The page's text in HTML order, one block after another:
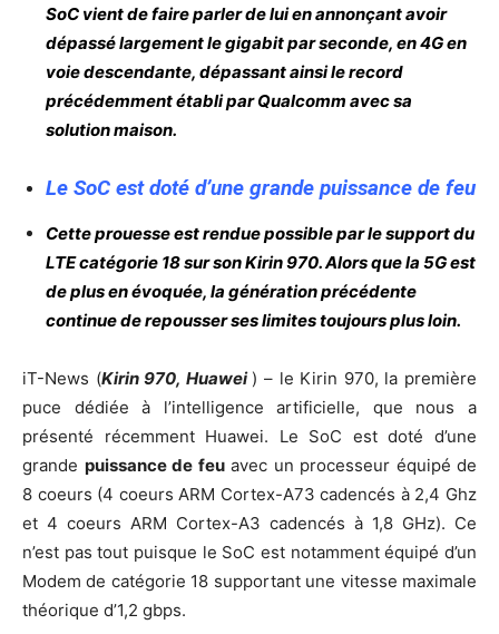
SoC vient de faire parler de lui en annonçant avoir
dépassé largement le gigabit par seconde, en 4G en
voie descendante, dépassant ainsi le record
précédemment établi par Qualcomm avec sa
solution maison.
Le SoC est doté d’une grande puissance de feu
Cette prouesse est rendue possible par le support du
LTE catégorie 18 sur son Kirin 970. Alors que la 5G est
de plus en évoquée, la génération précédente
continue de repousser ses limites toujours plus loin.
iT-News (Kirin 970, Huawei ) – le Kirin 970, la première
puce dédiée à l’intelligence artificielle, que nous a
présenté récemment Huawei. Le SoC est doté d’une
grande puissance de feuavec un processeur équipé de
8 coeurs (4 coeurs ARM Cortex-A73 cadencés à 2,4 Ghz
et 4 coeurs ARM Cortex-A3 cadencés à 1,8 GHz). Ce
n’est pas tout puisque le SoC est notamment équipé d’un
Modem de catégorie 18 supportant une vitesse maximale
théorique d’1,2 gbps.